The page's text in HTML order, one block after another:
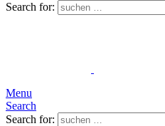
Search for:
Menu
Search
Search for: